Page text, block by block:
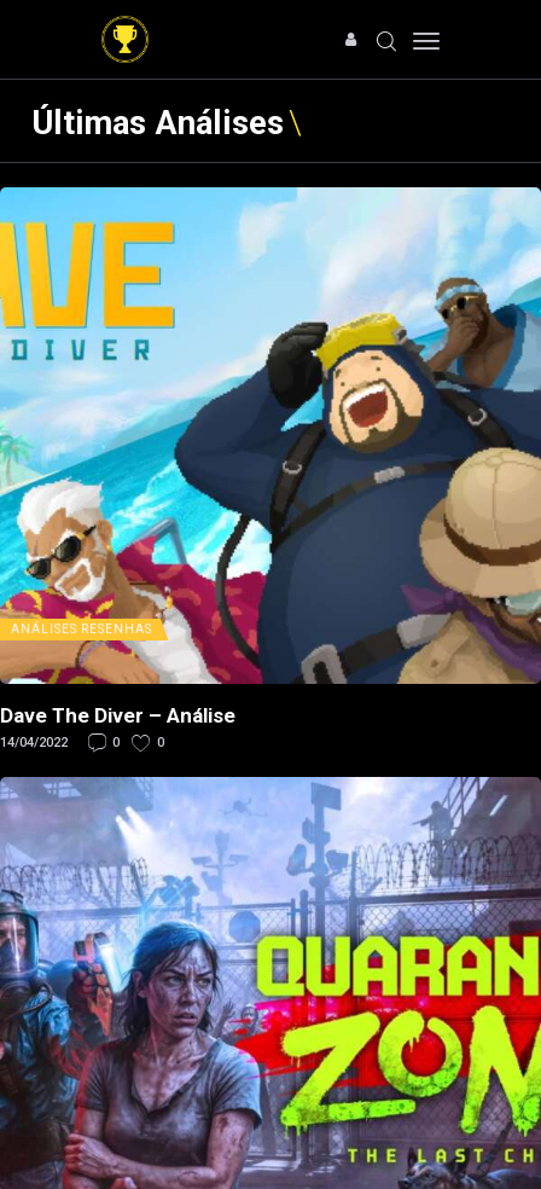
NOTÍCIAS
ARTIGOS
ANÁLISES
OFERTAS
SOBRE NÓS
Últimas Análises
ANÁLISES RESENHAS
Dave The Diver – Análise
14/04/2022 0 0